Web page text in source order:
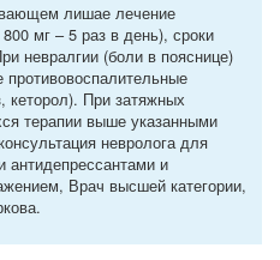
лишае лечение
мг – 5 раз в день), сроки
невралгии (боли в пояснице)
противовоспалительные
кеторол). При затяжных
терапии выше указанными
невролога для
антидепрессантами и
Врач высшей категории,